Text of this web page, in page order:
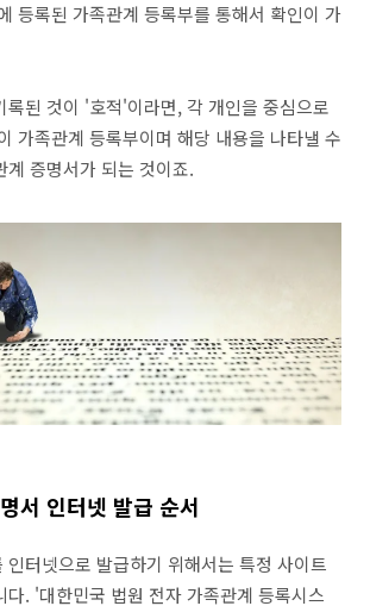
등록된 가족관계 등록부를 통해서 확인이 가
록된 것이 '호적'이라면, 각 개인을 중심으로
가족관계 등록부이며 해당 내용을 나타낼 수
계 증명서가 되는 것이죠.
서 인터넷 발급 순서
인터넷으로 발급하기 위해서는 특정 사이트
다. '대한민국 법원 전자 가족관계 등록시스